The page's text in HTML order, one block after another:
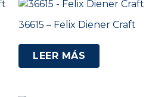
36615 – Felix Diener Craft
LEER MÁS